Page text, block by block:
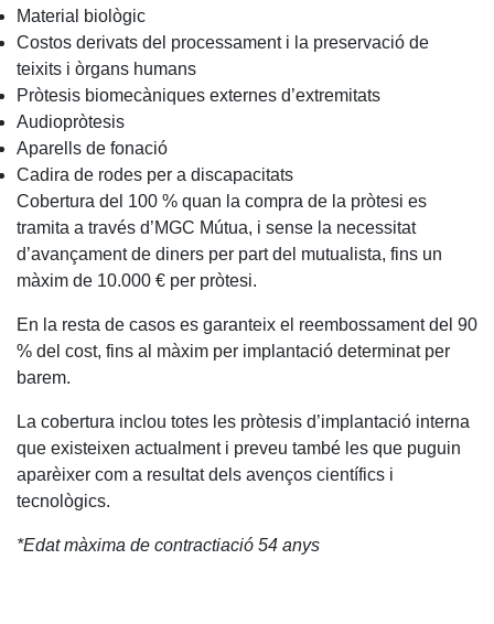
Material biològic
Costos derivats del processament i la preservació de
teixits i òrgans humans
Pròtesis biomecàniques externes d’extremitats
Audiopròtesis
Aparells de fonació
Cadira de rodes per a discapacitats
Cobertura del 100 % quan la compra de la pròtesi es
tramita a través d’MGC Mútua, i sense la necessitat
d’avançament de diners per part del mutualista, fins un
màxim de 10.000 € per pròtesi.
En la resta de casos es garanteix el reembossament del 90
% del cost, fins al màxim per implantació determinat per
barem.
La cobertura inclou totes les pròtesis d’implantació interna
que existeixen actualment i preveu també les que puguin
aparèixer com a resultat dels avenços científics i
tecnològics.
*Edat màxima de contractiació 54 anys